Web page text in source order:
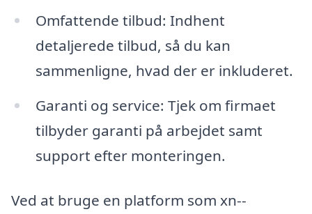
Omfattende tilbud: Indhent
detaljerede tilbud, så du kan
sammenligne, hvad der er inkluderet.
Garanti og service: Tjek om firmaet
tilbyder garanti på arbejdet samt
support efter monteringen.
Ved at bruge en platform som xn--